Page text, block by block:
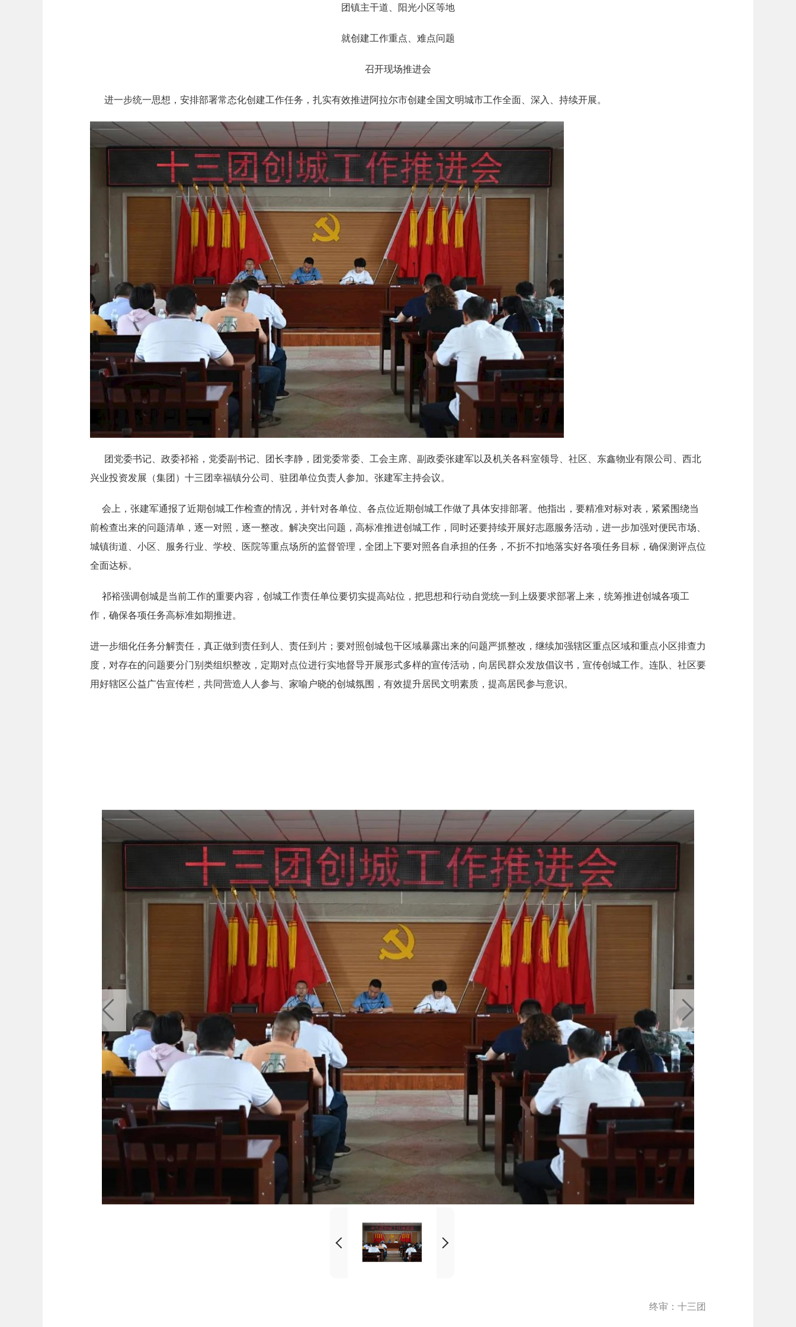
团镇主干道、阳光小区等地
就创建工作重点、难点问题
召开现场推进会
进一步统一思想，安排部署常态化创建工作任务，扎实有效推进阿拉尔市创建全国文明城市工作全面、深入、持续开展。
团党委书记、政委祁裕，党委副书记、团长李静，团党委常委、工会主席、副政委张建军以及机关各科室领导、社区、东鑫物业有限公司、西北
兴业投资发展（集团）十三团幸福镇分公司、驻团单位负责人参加。张建军主持会议。
会上，张建军通报了近期创城工作检查的情况，并针对各单位、各点位近期创城工作做了具体安排部署。他指出，要精准对标对表，紧紧围绕当
前检查出来的问题清单，逐一对照，逐一整改。解决突出问题，高标准推进创城工作，同时还要持续开展好志愿服务活动，进一步加强对便民市场、
城镇街道、小区、服务行业、学校、医院等重点场所的监督管理，全团上下要对照各自承担的任务，不折不扣地落实好各项任务目标，确保测评点位
全面达标。
祁裕强调创城是当前工作的重要内容，创城工作责任单位要切实提高站位，把思想和行动自觉统一到上级要求部署上来，统筹推进创城各项工
作，确保各项任务高标准如期推进。
进一步细化任务分解责任，真正做到责任到人、责任到片；要对照创城包干区域暴露出来的问题严抓整改，继续加强辖区重点区域和重点小区排查力
度，对存在的问题要分门别类组织整改，定期对点位进行实地督导开展形式多样的宣传活动，向居民群众发放倡议书，宣传创城工作。连队、社区要
用好辖区公益广告宣传栏，共同营造人人参与、家喻户晓的创城氛围，有效提升居民文明素质，提高居民参与意识。
终审：十三团